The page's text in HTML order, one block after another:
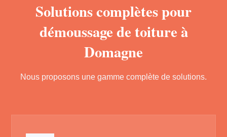
Solutions complètes pour
démoussage de toiture à
Domagne
Nous proposons une gamme complète de solutions.